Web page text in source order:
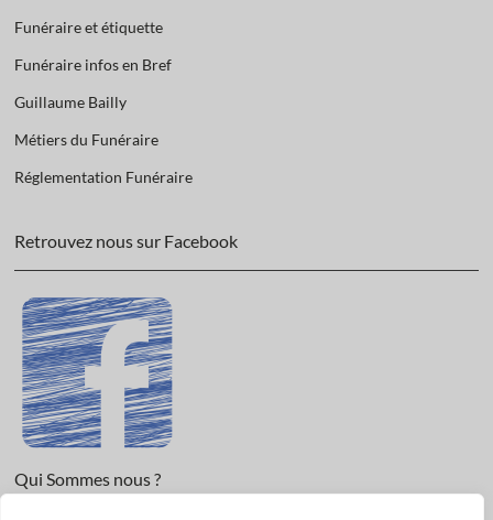
Funéraire et étiquette
Funéraire infos en Bref
Guillaume Bailly
Métiers du Funéraire
Réglementation Funéraire
Retrouvez nous sur Facebook
Qui Sommes nous ?